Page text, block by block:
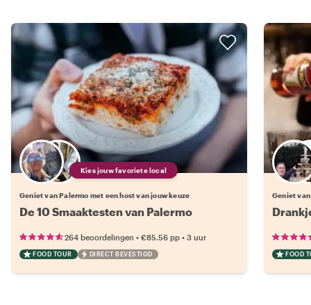
Kies jouw favoriete local
Geniet van Palermo met een host van jouw keuze
De 10 Smaaktesten van Palermo
264 beoordelingen • €85.56 pp • 3 uur
FOOD TOUR DIRECT BEVESTIGD
Geniet
FOOD